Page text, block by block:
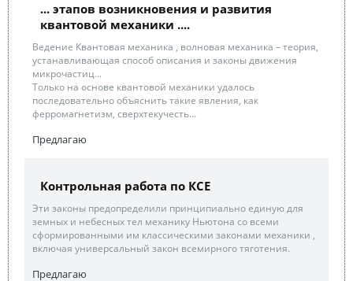
... этапов возникновения и развития
квантовой механики ....
Ведение Квантовая механика , волновая механика – теория,
устанавливающая способ описания и законы движения
микрочастиц...
Только на основе квантовой механики удалось
последовательно объяснить такие явления, как
ферромагнетизм, сверхтекучесть...
Предлагаю
Контрольная работа по КСЕ
Эти законы предопределили принципиально единую для
земных и небесных тел механику Ньютона со всеми
сформированными им классическими законами механики ,
включая универсальный закон всемирного тяготения.
Предлагаю